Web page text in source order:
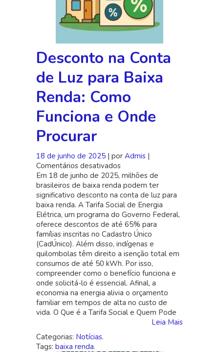
Desconto na Conta
de Luz para Baixa
Renda: Como
Funciona e Onde
Procurar
18 de junho de 2025 | por Admis |
Comentários desativados
Desconto
na
Conta
de
Luz
para
Baixa
Renda:
Como
Funciona
e
Onde
Procurar
Em 18 de junho de 2025, milhões de
brasileiros de baixa renda podem ter
significativo desconto na conta de luz para
baixa renda. A Tarifa Social de Energia
Elétrica, um programa do Governo Federal,
oferece descontos de até 65% para
famílias inscritas no Cadastro Único
(CadÚnico). Além disso, indígenas e
quilombolas têm direito a isenção total em
consumos de até 50 kWh. Por isso,
compreender como o benefício funciona e
onde solicitá-lo é essencial. Afinal, a
economia na energia alivia o orçamento
familiar em tempos de alta no custo de
vida. O Que é a Tarifa Social e Quem Pode
Leia Mais
Categorias: Notícias.
Tags: baixa renda.